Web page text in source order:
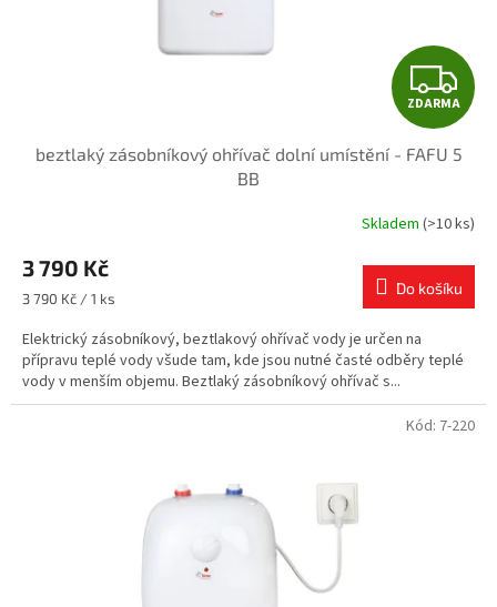
Z
D
A
R
M
A
ZDARMA
beztlaký zásobníkový ohřívač dolní umístění - FAFU 5
BB
Skladem (>10 ks)
3 790 Kč
Měrná
3 790 Kč / 1 ks
Do košíku
Elektrický zásobníkový, beztlakový ohřívač vody je určen na
přípravu teplé vody všude tam, kde jsou nutné časté odběry teplé
vody v menším objemu. Beztlaký zásobníkový ohřívač s...
Kód: 7-220